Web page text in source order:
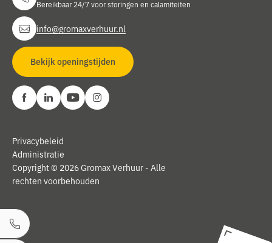
Bel ons
Bereikbaar 24/7 voor storingen en calamiteiten
info@gromaxverhuur.nl
Bekijk openingstijden
Copyright © 2026 Gromax Verhuur - Alle
rechten voorbehouden
Privacybeleid
Administratie